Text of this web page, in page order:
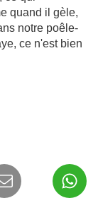
quand il gèle,
notre poêle-
ce n'est bien